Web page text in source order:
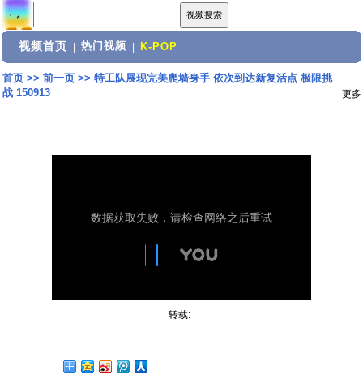
视频首页 热门视频 K-POP
首页>> 前一页>> 特工队展现完美爬墙身手 依次到达新复活点 极限挑
战 150913
更多
转载: